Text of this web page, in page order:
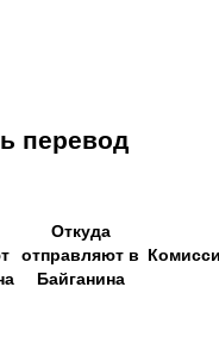
перевод
Откуда
отправляют в
Байганина